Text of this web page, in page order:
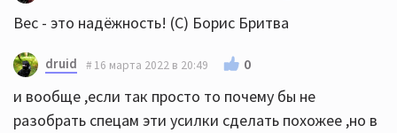
Вес - это надёжность! (С) Борис Бритва
druid 16 марта 2022 в 20:49 0
и вообще ,если так просто то почему бы не
разобрать спецам эти усилки сделать похожее ,но в